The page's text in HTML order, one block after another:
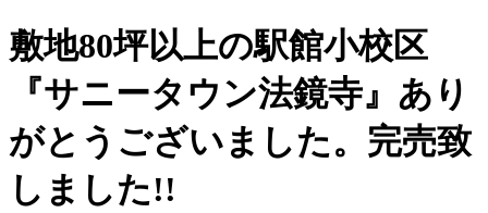
敷地80坪以上の駅館小校区
『サニータウン法鏡寺』あり
がとうございました。完売致
しました!!